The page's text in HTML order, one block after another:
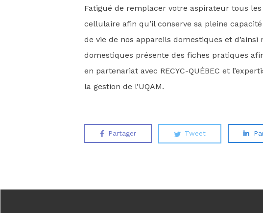
Fatigué de remplacer votre aspirateur tous
cellulaire afin qu’il conserve sa pleine
de vie de nos appareils domestiques et
domestiques présente des fiches pratiques
en partenariat avec RECYC-QUÉBEC et
la gestion de l’UQAM.
Partager Tweet